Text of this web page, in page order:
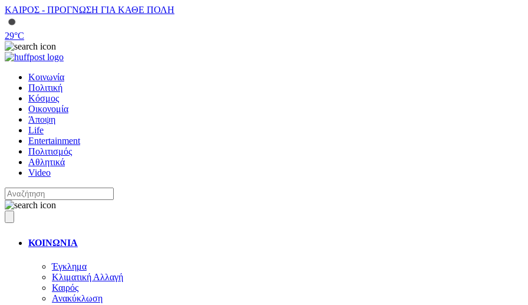
ΚΑΙΡΟΣ - ΠΡΟΓΝΩΣΗ ΓΙΑ ΚΑΘΕ ΠΟΛΗ
29°C
Κοινωνία
Πολιτική
Κόσμος
Οικονομία
Άποψη
Life
Entertainment
Πολιτισμός
Αθλητικά
Video
ΚΟΙΝΩΝΙΑ
Έγκλημα
Κλιματική Αλλαγή
Καιρός
Ανακύκλωση